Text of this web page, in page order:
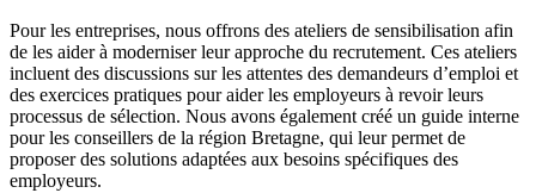
Pour les entreprises, nous offrons des ateliers de sensibilisation afin
de les aider à moderniser leur approche du recrutement. Ces ateliers
incluent des discussions sur les attentes des demandeurs d’emploi et
des exercices pratiques pour aider les employeurs à revoir leurs
processus de sélection. Nous avons également créé un guide interne
pour les conseillers de la région Bretagne, qui leur permet de
proposer des solutions adaptées aux besoins spécifiques des
employeurs.